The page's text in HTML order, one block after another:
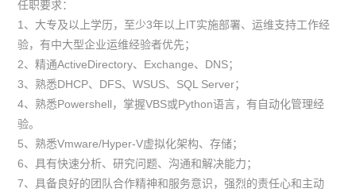
任职要求：
1、大专及以上学历，至少3年以上IT实施部署、运维支持工作经
验，有中大型企业运维经验者优先；
2、精通ActiveDirectory、Exchange、DNS；
3、熟悉DHCP、DFS、WSUS、SQL Server；
4、熟悉Powershell，掌握VBS或Python语言，有自动化管理经
验。
5、熟悉Vmware/Hyper-V虚拟化架构、存储；
6、具有快速分析、研究问题、沟通和解决能力；
7、具备良好的团队合作精神和服务意识，强烈的责任心和主动